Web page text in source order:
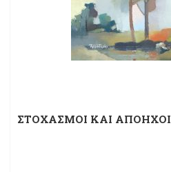
ΣΤΟΧΑΣΜΟΙ ΚΑΙ ΑΠΟΗΧΟΙ